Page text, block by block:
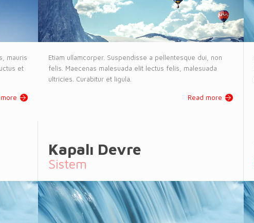
mauris
et
Etiam ullamcorper. Suspendisse a pellentesque dui, non
felis. Maecenas malesuada elit lectus felis, malesuada
ultricies. Curabitur et ligula.
Read more
Kapalı Devre
Sistem